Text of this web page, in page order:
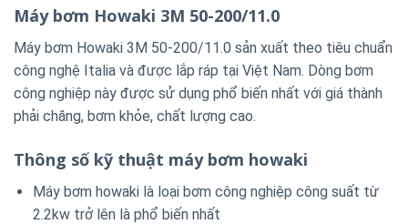
Máy bơm Howaki 3M 50-200/11.0
Máy bơm Howaki 3M 50-200/11.0 sản xuất theo tiêu chuẩn
công nghệ Italia và được lắp ráp tại Việt Nam. Dòng bơm
công nghiệp này được sử dụng phổ biến nhất với giá thành
phải chăng, bơm khỏe, chất lượng cao.
Thông số kỹ thuật máy bơm howaki
Máy bơm howaki là loại bơm công nghiệp công suất từ
2.2kw trở lên là phổ biến nhất